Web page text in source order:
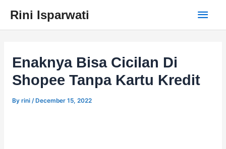
content
Rini Isparwati
Main
Enaknya Bisa Cicilan Di
Shopee Tanpa Kartu Kredit
By rini /December 15, 2022